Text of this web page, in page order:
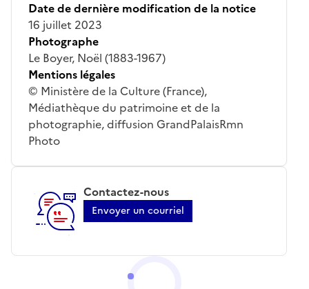
Date de dernière modification de la notice
16 juillet 2023
Photographe
Le Boyer, Noël (1883-1967)
Mentions légales
© Ministère de la Culture (France),
Médiathèque du patrimoine et de la
photographie, diffusion GrandPalaisRmn
Photo
Contactez-nous
Envoyer un courriel